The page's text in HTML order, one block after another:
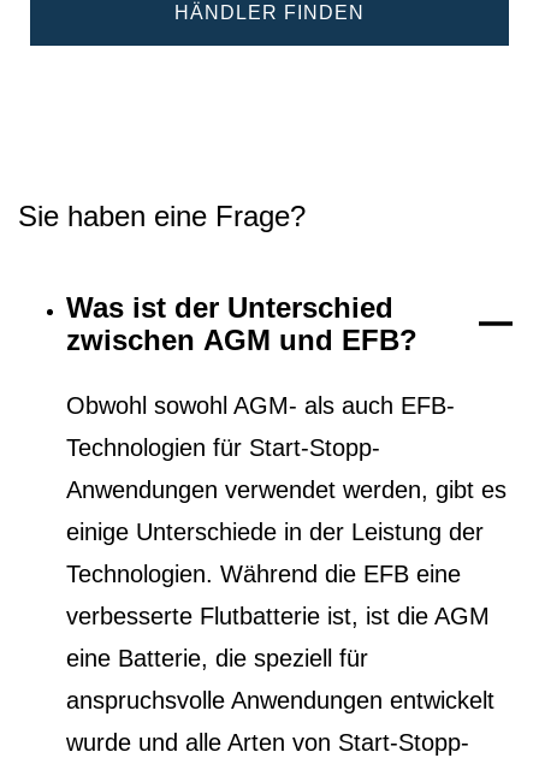
HÄNDLER FINDEN
Sie haben eine Frage?
Was ist der Unterschied
zwischen AGM und EFB?
Obwohl sowohl AGM- als auch EFB-
Technologien für Start-Stopp-
Anwendungen verwendet werden, gibt es
einige Unterschiede in der Leistung der
Technologien. Während die EFB eine
verbesserte Flutbatterie ist, ist die AGM
eine Batterie, die speziell für
anspruchsvolle Anwendungen entwickelt
wurde und alle Arten von Start-Stopp-